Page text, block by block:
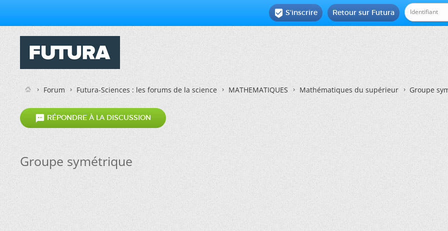
Retour sur Futura
 S'inscrire
Forum Futura-Sciences : les forums de la science MATHEMATIQUES Mathématiques du supérieur Groupe
 RÉPONDRE À LA DISCUSSION
Groupe symétrique